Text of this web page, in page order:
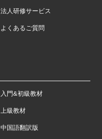
法人研修サービス
よくあるご質問
入門&初級教材
上級教材
中国語翻訳版